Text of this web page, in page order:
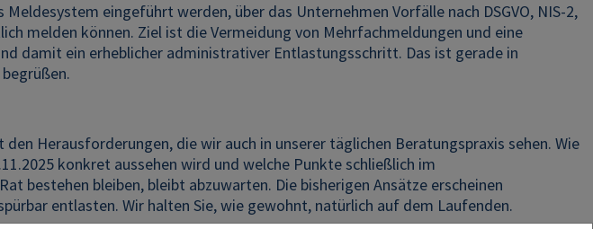
eingeführt werden, über das Unternehmen Vorfälle nach DSGVO, NIS-2,
melden können. Ziel ist die Vermeidung von Mehrfachmeldungen und eine
damit ein erheblicher administrativer Entlastungsschritt. Das ist gerade in
Herausforderungen, die wir auch in unserer täglichen Beratungspraxis sehen. Wie
konkret aussehen wird und welche Punkte schließlich im
bestehen bleiben, bleibt abzuwarten. Die bisherigen Ansätze erscheinen
entlasten. Wir halten Sie, wie gewohnt, natürlich auf dem Laufenden.